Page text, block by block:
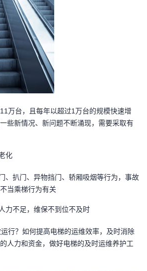
万台，且每年以超过1万台的规模快速增
些新情况、新问题不断涌现，需要采取有
化
、扒门、异物挡门、轿厢吸烟等行为，事故
当乘梯行为有关
力不足，维保不到位不及时
行？如何提高电梯的运维效率，及时消除
人力和资金，做好电梯的及时运维养护工